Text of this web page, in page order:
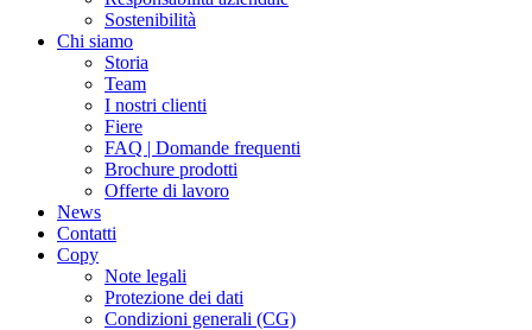
Sostenibilità
Chi siamo
Storia
Team
I nostri clienti
Fiere
FAQ | Domande frequenti
Brochure prodotti
Offerte di lavoro
News
Contatti
Copy
Note legali
Protezione dei dati
Condizioni generali (CG)